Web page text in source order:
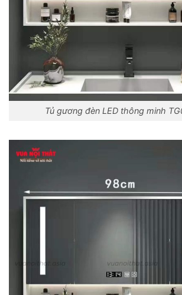
Tủ gương đèn LED thông minh